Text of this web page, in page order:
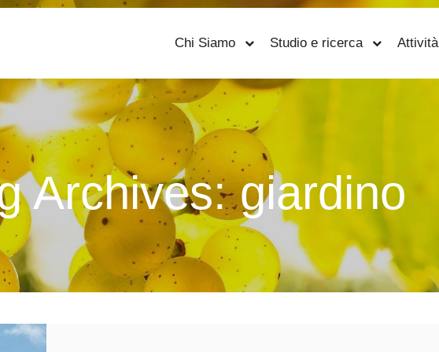
Chi Siamo Studio e ricerca Attività
Archives:giardino